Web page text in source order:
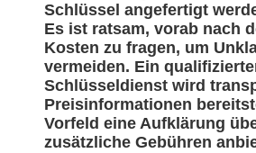
Schlüssel angefertigt
Es ist ratsam, vorab nach
Kosten zu fragen, um
vermeiden. Ein
Schlüsseldienst wird
Preisinformationen
Vorfeld eine Aufklärung
zusätzliche Gebühren